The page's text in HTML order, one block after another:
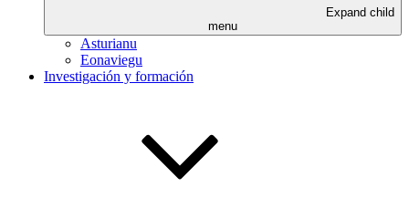
Expand child
menu
Asturianu
Eonaviegu
Investigación y formación